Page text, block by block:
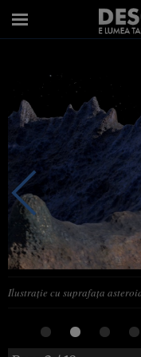
Ilustrație cu suprafața